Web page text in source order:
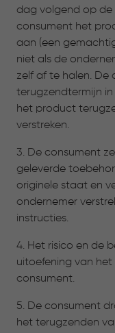
dag volgend op de
consument het
aan (een
niet als de
zelf af te halen. De
terugzendtermijn
het product
verstreken.
3. De consument
geleverde
originele staat en
ondernemer
instructies.
4. Het risico en de
uitoefening van
consument.
5. De consument
het terugzenden